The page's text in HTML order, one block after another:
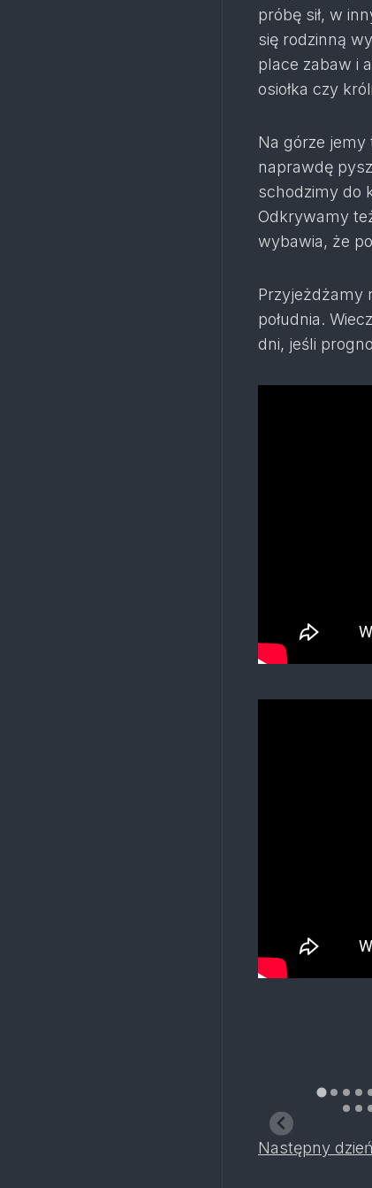
próbę sił, w
się rodzinną
place zabaw i
osiołka czy
Na górze
naprawdę
schodzimy do
Odkrywamy
wybawia, że
Przyjeżdżamy
południa.
dni, jeśli
Następny dzień